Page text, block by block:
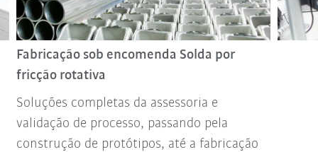
Fabricação sob encomenda Solda por
fricção rotativa
Soluções completas da assessoria e
validação de processo, passando pela
construção de protótipos, até a fabricação